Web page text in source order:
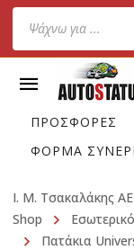
Products
search
ΠΡΟΣΦΟΡΕΣ
ΦΟΡΜΑ
Ι. Μ. Τσακαλάκης
Shop
Πατάκια